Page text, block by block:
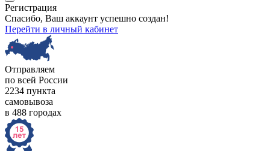
Регистрация
Спасибо, Ваш аккаунт успешно создан!
Перейти в личный кабинет
Отправляем
по всей России
2234 пункта
самовывоза
в 488 городах